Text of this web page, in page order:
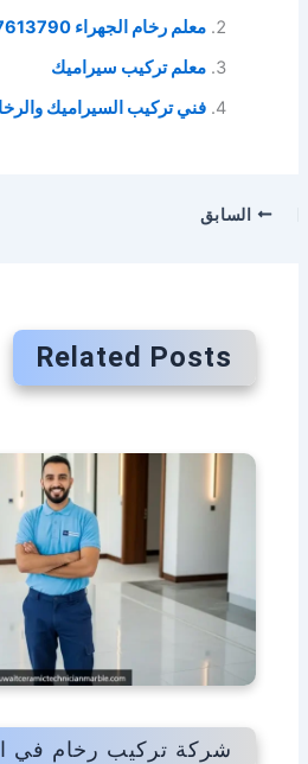
معلم رخام الجهراء 67613790 خبرة سنوات بالكويت
معلم تركيب سيراميك
فني تركيب السيراميك
السابق
Related Posts
شركة تركيب رخام في